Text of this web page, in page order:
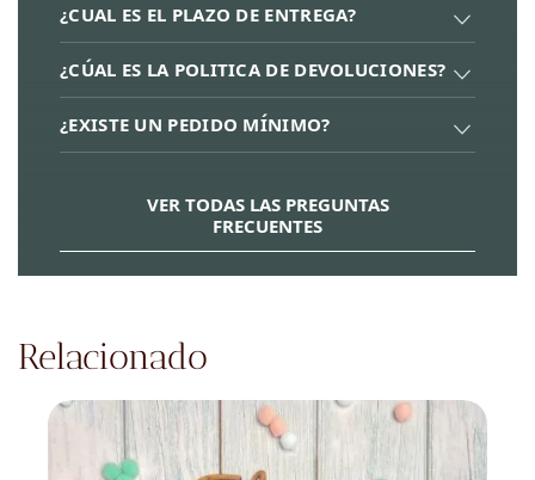
¿CUAL ES EL PLAZO DE ENTREGA?
¿CÚAL ES LA POLITICA DE DEVOLUCIONES?
¿EXISTE UN PEDIDO MÍNIMO?
VER TODAS LAS PREGUNTAS
FRECUENTES
Relacionado